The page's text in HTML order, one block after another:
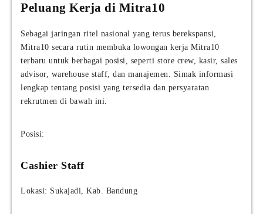
Peluang Kerja di Mitra10
Sebagai jaringan ritel nasional yang terus berekspansi,
Mitra10 secara rutin membuka lowongan kerja Mitra10
terbaru untuk berbagai posisi, seperti store crew, kasir, sales
advisor, warehouse staff, dan manajemen. Simak informasi
lengkap tentang posisi yang tersedia dan persyaratan
rekrutmen di bawah ini.
Posisi:
Cashier Staff
Lokasi: Sukajadi, Kab. Bandung